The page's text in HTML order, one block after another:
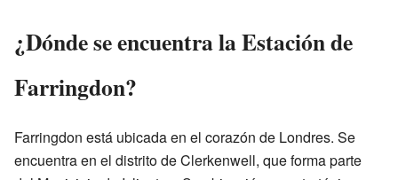
¿Dónde se encuentra la Estación de
Farringdon?
Farringdon está ubicada en el corazón de Londres. Se
encuentra en el distrito de Clerkenwell, que forma parte